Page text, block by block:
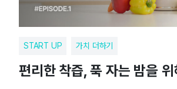
START UP 가치 더하기
편리한 착즙, 푹 자는 밤을 위